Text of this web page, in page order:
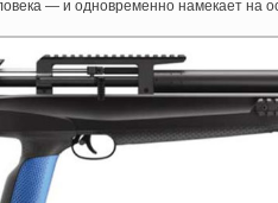
— и одновременно намекает на